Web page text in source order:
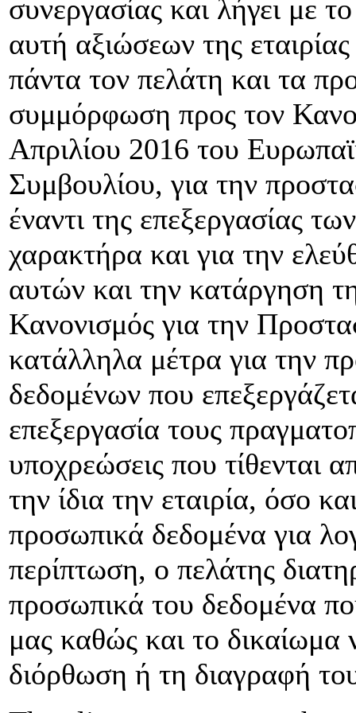
συνεργασίας και λήγει με
αυτή αξιώσεων της
πάντα τον πελάτη και τα
συμμόρφωση προς τον
Απριλίου 2016 του
Συμβουλίου, για την
έναντι της επεξεργασίας
χαρακτήρα και για την
αυτών και την κατάργηση
Κανονισμός για την
κατάλληλα μέτρα για την
δεδομένων που
επεξεργασία τους
υποχρεώσεις που τίθενται
την ίδια την εταιρία, όσο
προσωπικά δεδομένα για
περίπτωση, ο πελάτης
προσωπικά του δεδομένα
μας καθώς και το δικαίωμα
διόρθωση ή τη διαγραφή